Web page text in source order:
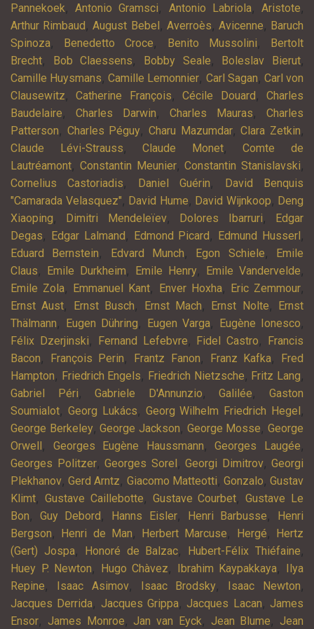
Pannekoek,Antonio Gramsci, Antonio Labriola,Aristote,
Arthur Rimbaud ,August Bebel , Averroès, Avicenne, Baruch
Spinoza, Benedetto Croce, Benito Mussolini,
Bertolt
Brecht, Bob Claessens, Bobby Seale, Boleslav Bierut,
Camille Huysmans,Camille Lemonnier, Carl Sagan, Carl von
Clausewitz,Catherine François,Cécile Douard ,Charles
Baudelaire, Charles Darwin, Charles Mauras, Charles
Patterson, Charles Péguy,Charu Mazumdar,Clara Zetkin,
Claude Lévi-Strauss,Claude Monet,Comte de
Lautréamont, Constantin Meunier,Constantin Stanislavski,
Cornelius Castoriadis, Daniel Guérin,
David Benquis
"Camarada Velasquez", David Hume, David Wijnkoop, Deng
Xiaoping, Dimitri Mendeleïev, Dolores Ibarruri,
Edgar
Degas, Edgar Lalmand , Edmond Picard , Edmund Husserl ,
Eduard Bernstein, Edvard Munch, Egon Schiele,
Emile
Claus, Emile Durkheim, Emile Henry, Emile Vandervelde,
Emile Zola, Emmanuel Kant, Enver Hoxha, Eric Zemmour,
Ernst Aust, Ernst Busch, Ernst Mach, Ernst Nolte,
Ernst
Thälmann, Eugen Dühring, Eugen Varga, Eugène Ionesco,
Félix Dzerjinski, Fernand Lefebvre, Fidel Castro,
Francis
Bacon, François Perin, Frantz Fanon, Franz Kafka,
Fred
Hampton, Friedrich Engels, Friedrich Nietzsche, Fritz Lang,
Gabriel Péri,Gabriele D'Annunzio,Galilée,Gaston
Soumialot, Georg Lukács, Georg Wilhelm Friedrich Hegel ,
George Berkeley,George Jackson, George Mosse,George
Orwell , Georges Eugène Haussmann,Georges Laugée,
Georges Politzer, Georges Sorel , Georgi Dimitrov, Georgi
Plekhanov,Gerd Arntz, Giacomo Matteotti, Gonzalo,Gustav
Klimt, Gustave Caillebotte, Gustave Courbet,Gustave Le
Bon, Guy Debord , Hanns Eisler, Henri Barbusse,
Henri
Bergson, Henri de Man, Herbert Marcuse, Hergé,
Hertz
(Gert) Jospa, Honoré de Balzac, Hubert-Félix Thiéfaine,
Huey P. Newton, Hugo Chàvez, Ibrahim Kaypakkaya,
Ilya
Repine, Isaac Asimov, Isaac Brodsky, Isaac Newton,
Jacques Derrida, Jacques Grippa, Jacques Lacan, James
Ensor, James Monroe, Jan van Eyck, Jean Blume, Jean